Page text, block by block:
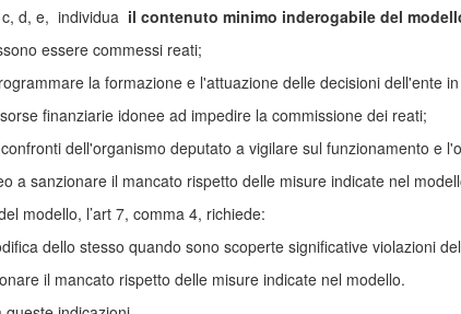
d, e, individua il contenuto minimo inderogabile del
essere commessi reati;
la formazione e l'attuazione delle decisioni dell'ente
finanziarie idonee ad impedire la commissione dei reati;
dell'organismo deputato a vigilare sul funzionamento e
a sanzionare il mancato rispetto delle misure indicate nel
modello, l’art 7, comma 4, richiede:
dello stesso quando sono scoperte significative violazioni
il mancato rispetto delle misure indicate nel modello.